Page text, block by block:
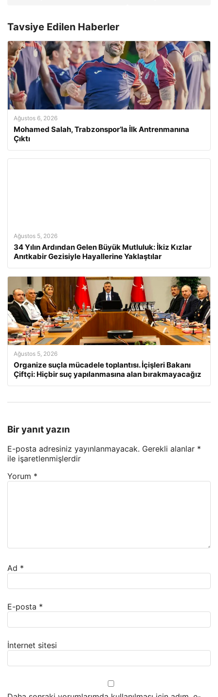
Tavsiye Edilen Haberler
Ağustos 6, 2026
Mohamed Salah, Trabzonspor’la İlk Antrenmanına
Çıktı
Ağustos 5, 2026
34 Yılın Ardından Gelen Büyük Mutluluk: İkiz Kızlar
Anıtkabir Gezisiyle Hayallerine Yaklaştılar
Ağustos 5, 2026
Organize suçla mücadele toplantısı. İçişleri Bakanı
Çiftçi: Hiçbir suç yapılanmasına alan bırakmayacağız
Bir yanıt yazın
E-posta adresiniz yayınlanmayacak. Gerekli alanlar *
ile işaretlenmişlerdir
Yorum *
Ad *
E-posta *
İnternet sitesi